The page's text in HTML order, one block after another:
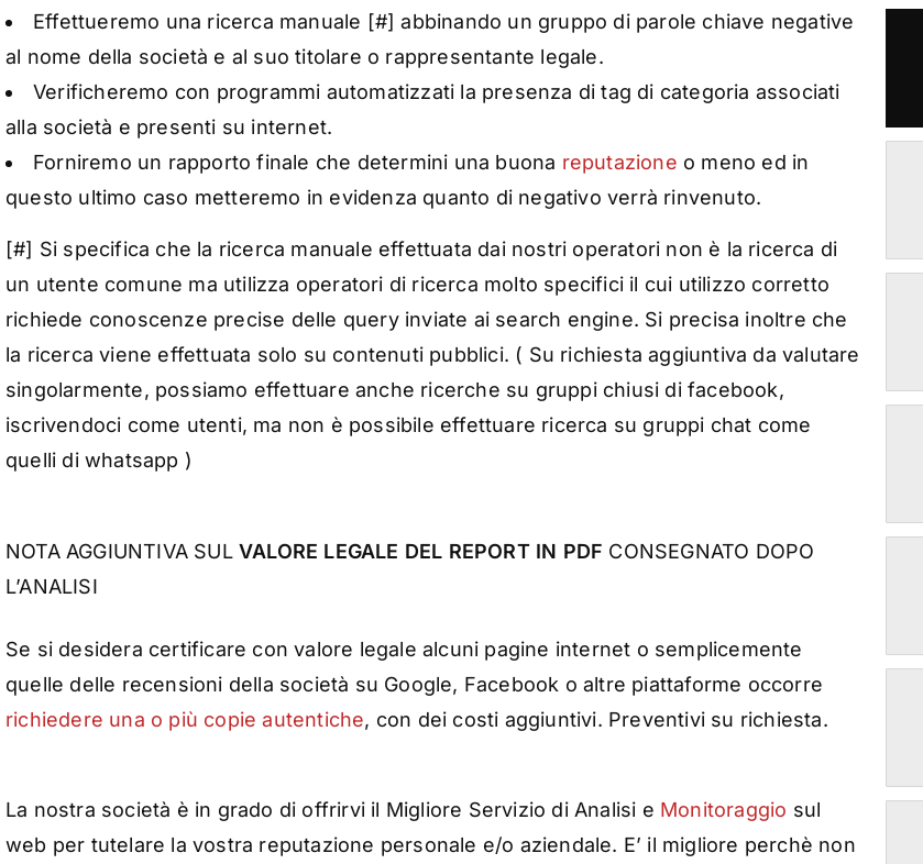
Effettueremo una ricerca manuale [#] abbinando un gruppo di parole chiave negative
al nome della società e al suo titolare o rappresentante legale.
Verificheremo con programmi automatizzati la presenza di tag di categoria associati
alla società e presenti su internet.
Forniremo un rapporto finale che determini una buona reputazione o meno ed in
questo ultimo caso metteremo in evidenza quanto di negativo verrà rinvenuto.
[#] Si specifica che la ricerca manuale effettuata dai nostri operatori non è la ricerca di
un utente comune ma utilizza operatori di ricerca molto specifici il cui utilizzo corretto
richiede conoscenze precise delle query inviate ai search engine. Si precisa inoltre che
la ricerca viene effettuata solo su contenuti pubblici. ( Su richiesta aggiuntiva da valutare
singolarmente, possiamo effettuare anche ricerche su gruppi chiusi di facebook,
iscrivendoci come utenti, ma non è possibile effettuare ricerca su gruppi chat come
quelli di whatsapp )
NOTA AGGIUNTIVA SUL VALORE LEGALE DEL REPORT IN PDF CONSEGNATO DOPO
L’ANALISI
Se si desidera certificare con valore legale alcuni pagine internet o semplicemente
quelle delle recensioni della società su Google, Facebook o altre piattaforme occorre
richiedere una o più copie autentiche, con dei costi aggiuntivi. Preventivi su richiesta.
La nostra società è in grado di offrirvi il Migliore Servizio di Analisi e Monitoraggio sul
web per tutelare la vostra reputazione personale e/o aziendale. E’ il migliore perchè non